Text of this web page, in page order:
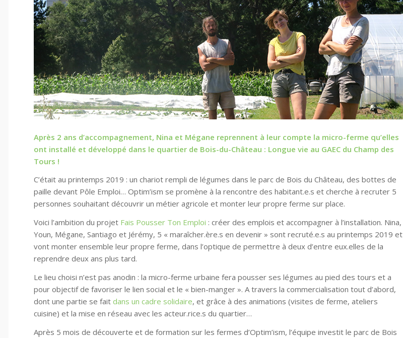
Après 2 ans d’accompagnement, Nina et Mégane reprennent à leur compte la micro-ferme qu’elles
ont installé et développé dans le quartier de Bois-du-Château : Longue vie au GAEC du Champ des
Tours !
C’était au printemps 2019 : un chariot rempli de légumes dans le parc de Bois du Château, des bottes de
paille devant Pôle Emploi… Optim’ism se promène à la rencontre des habitant.e.s et cherche à recruter 5
personnes souhaitant découvrir un métier agricole et monter leur propre ferme sur place.
Voici l’ambition du projet Fais Pousser Ton Emploi : créer des emplois et accompagner à l’installation. Nina,
Youn, Mégane, Santiago et Jérémy, 5 « maraîcher.ère.s en devenir » sont recruté.e.s au printemps 2019 et
vont monter ensemble leur propre ferme, dans l’optique de permettre à deux d’entre eux.elles de la
reprendre deux ans plus tard.
Le lieu choisi n’est pas anodin : la micro-ferme urbaine fera pousser ses légumes au pied des tours et a
pour objectif de favoriser le lien social et le « bien-manger ». A travers la commercialisation tout d’abord,
dont une partie se fait dans un cadre solidaire, et grâce à des animations (visites de ferme, ateliers
cuisine) et la mise en réseau avec les acteur.rice.s du quartier…
Après 5 mois de découverte et de formation sur les fermes d’Optim’ism, l’équipe investit le parc de Bois